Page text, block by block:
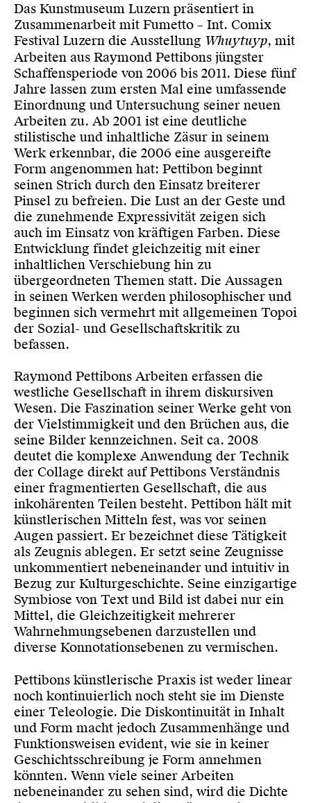
Das Kunstmuseum Luzern präsentiert in
Zusammenarbeit mit Fumetto – Int. Comix
Festival Luzern die Ausstellung Whuytuyp, mit
Arbeiten aus Raymond Pettibons jüngster
Schaffensperiode von 2006 bis 2011. Diese fünf
Jahre lassen zum ersten Mal eine umfassende
Einordnung und Untersuchung seiner neuen
Arbeiten zu. Ab 2001 ist eine deutliche
stilistische und inhaltliche Zäsur in seinem
Werk erkennbar, die 2006 eine ausgereifte
Form angenommen hat: Pettibon beginnt
seinen Strich durch den Einsatz breiterer
Pinsel zu befreien. Die Lust an der Geste und
die zunehmende Expressivität zeigen sich
auch im Einsatz von kräftigen Farben. Diese
Entwicklung findet gleichzeitig mit einer
inhaltlichen Verschiebung hin zu
übergeordneten Themen statt. Die Aussagen
in seinen Werken werden philosophischer und
beginnen sich vermehrt mit allgemeinen Topoi
der Sozial- und Gesellschaftskritik zu
befassen.
Raymond Pettibons Arbeiten erfassen die
westliche Gesellschaft in ihrem diskursiven
Wesen. Die Faszination seiner Werke geht von
der Vielstimmigkeit und den Brüchen aus, die
seine Bilder kennzeichnen. Seit ca. 2008
deutet die komplexe Anwendung der Technik
der Collage direkt auf Pettibons Verständnis
einer fragmentierten Gesellschaft, die aus
inkohärenten Teilen besteht. Pettibon hält mit
künstlerischen Mitteln fest, was vor seinen
Augen passiert. Er bezeichnet diese Tätigkeit
als Zeugnis ablegen. Er setzt seine Zeugnisse
unkommentiert nebeneinander und intuitiv in
Bezug zur Kulturgeschichte. Seine einzigartige
Symbiose von Text und Bild ist dabei nur ein
Mittel, die Gleichzeitigkeit mehrerer
Wahrnehmungsebenen darzustellen und
diverse Konnotationsebenen zu vermischen.
Pettibons künstlerische Praxis ist weder linear
noch kontinuierlich noch steht sie im Dienste
einer Teleologie. Die Diskontinuität in Inhalt
und Form macht jedoch Zusammenhänge und
Funktionsweisen evident, wie sie in keiner
Geschichtsschreibung je Form annehmen
könnten. Wenn viele seiner Arbeiten
nebeneinander zu sehen sind, wird die Dichte